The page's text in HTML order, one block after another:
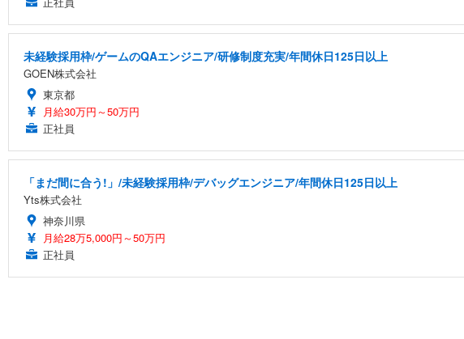
未経験採用枠/ゲームのQAエンジニア/研修制度充実/年間休日125日以上
GOEN株式会社
東京都
月給30万円～50万円
正社員
「まだ間に合う!」/未経験採用枠/デバッグエンジニア/年間休日125日以上
Yts株式会社
神奈川県
月給28万5,000円～50万円
正社員